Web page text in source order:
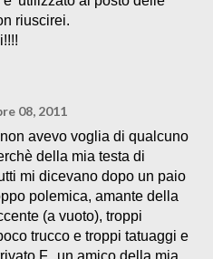
riuscirei.
08, 2011
avevo voglia di qualcuno
della mia testa di
mi dicevano dopo un paio
polemica, amante della
(a vuoto), troppi
trucco e troppi tatuaggi e
F. ,un amico della mia